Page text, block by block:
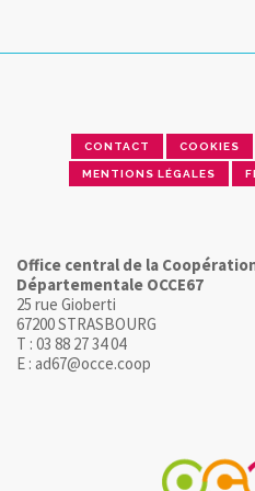
CONTACT COOKIES
MENTIONS LÉGALES
Office central de la
Départementale OCCE67
25 rue Gioberti
67200 STRASBOURG
T : 03 88 27 34 04
E : ad67@occe.coop